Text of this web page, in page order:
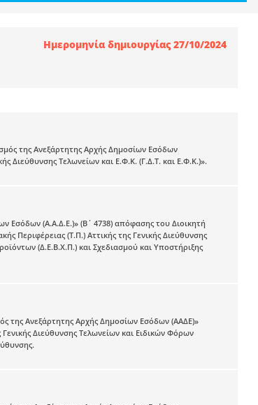
Ημερομηνία δημιουργίας 27/10/2024
της Ανεξάρτητης Αρχής Δημοσίων Εσόδων
Διεύθυνσης Τελωνείων και Ε.Φ.Κ. (Γ.Δ.Τ. και Ε.Φ.Κ.)».
Εσόδων (Α.Α.Δ.Ε.)» (Β΄ 4738) απόφασης του Διοικητή
Περιφέρειας (Τ.Π.) Αττικής της Γενικής Διεύθυνσης
(Δ.Ε.Β.Χ.Π.) και Σχεδιασμού και Υποστήριξης
της Ανεξάρτητης Αρχής Δημοσίων Εσόδων (ΑΑΔΕ)»
Διεύθυνσης Τελωνείων και Ειδικών Φόρων